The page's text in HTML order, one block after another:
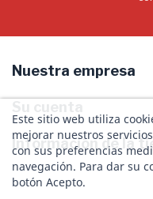
Nuestra empresa
Información de la
Este sitio web utiliza
mejorar nuestros
con sus preferencias
navegación. Para dar su
botón Acepto.